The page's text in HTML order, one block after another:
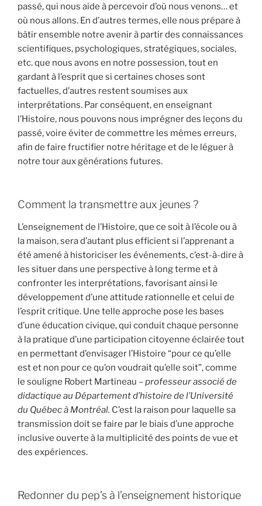
passé, qui nous aide à percevoir d’où nous venons… et
où nous allons. En d’autres termes, elle nous prépare à
bâtir ensemble notre avenir à partir des connaissances
scientifiques, psychologiques, stratégiques, sociales,
etc. que nous avons en notre possession, tout en
gardant à l’esprit que si certaines choses sont
factuelles, d’autres restent soumises aux
interprétations. Par conséquent, en enseignant
l’Histoire, nous pouvons nous imprégner des leçons du
passé, voire éviter de commettre les mêmes erreurs,
afin de faire fructifier notre héritage et de le léguer à
notre tour aux générations futures.
Comment la transmettre aux jeunes ?
L’enseignement de l’Histoire, que ce soit à l’école ou à
la maison, sera d’autant plus efficient si l’apprenant a
été amené à historiciser les événements, c’est-à-dire à
les situer dans une perspective à long terme et à
confronter les interprétations, favorisant ainsi le
développement d’une attitude rationnelle et celui de
l’esprit critique. Une telle approche pose les bases
d’une éducation civique, qui conduit chaque personne
à la pratique d’une participation citoyenne éclairée tout
en permettant d’envisager l’Histoire “pour ce qu’elle
est et non pour ce qu’on voudrait qu’elle soit”, comme
le souligne Robert Martineau – professeur associé de
didactique au Département d’histoire de l’Université
du Québec à Montréal. C’est la raison pour laquelle sa
transmission doit se faire par le biais d’une approche
inclusive ouverte à la multiplicité des points de vue et
des expériences.
Redonner du pep’s à l’enseignement historique